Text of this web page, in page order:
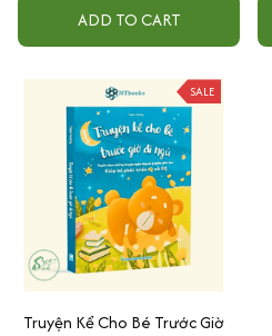
ADD TO CART
SALE
Truyện Kể Cho Bé Trước Giờ